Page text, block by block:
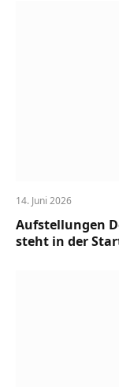
14. Juni 2026
Aufstellungen
steht in der